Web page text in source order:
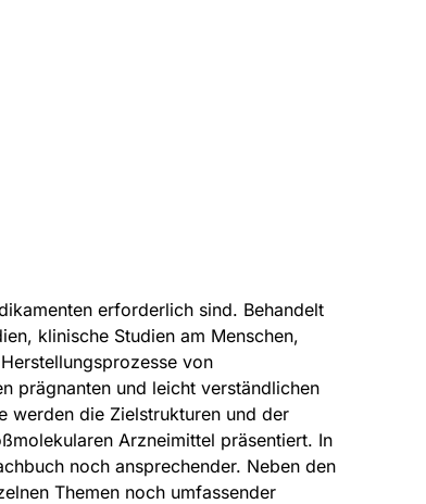
erforderlich sind. Behandelt
klinische Studien am Menschen,
von
prägnanten und leicht verständlichen
werden die Zielstrukturen und der
Arzneimittel präsentiert. In
noch ansprechender. Neben den
Themen noch umfassender